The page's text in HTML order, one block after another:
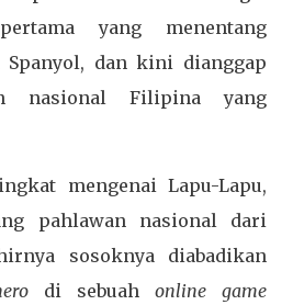
yang menentang
dan kini dianggap
nasional Filipina yang
mengenai Lapu-Lapu,
pahlawan nasional dari
sosoknya diabadikan
di sebuah online game